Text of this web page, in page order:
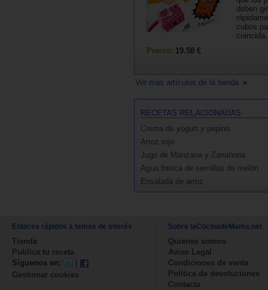
deben
cubos
Precio: 19.58 €
Ver más artículos de la tienda
RECETAS RELACIONADAS
Crema de yogurt y pepino
Arroz rojo
Jugo de Manzana y Zanahoria
Agua fresca de semillas de melón
Ensalada de arroz
Enlaces rápidos a temas de interés
Tienda
Publica tu receta
Síguenos en:
Gestionar cookies
Sobre laCocinadeMama.net
Quienes somos
Aviso Legal
Condiciones de venta
Política de devoluciones
Contacta